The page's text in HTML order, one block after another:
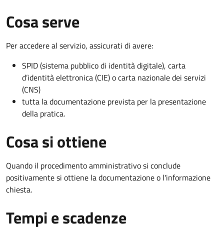
Cosa serve
Per accedere al servizio, assicurati di avere:
SPID (sistema pubblico di identità digitale), carta
d’identità elettronica (CIE) o carta nazionale dei servizi
(CNS)
tutta la documentazione prevista per la presentazione
della pratica.
Cosa si ottiene
Quando il procedimento amministrativo si conclude
positivamente si ottiene la documentazione o l'informazione
chiesta.
Tempi e scadenze